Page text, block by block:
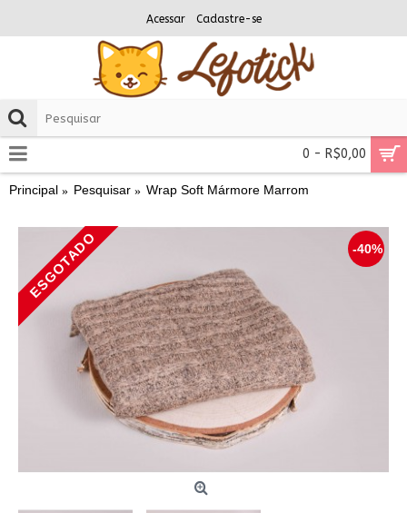
Acessar Cadastre-se
0 - R$0,00
Principal Pesquisar Wrap Soft Mármore Marrom
-40%
ESGOTADO